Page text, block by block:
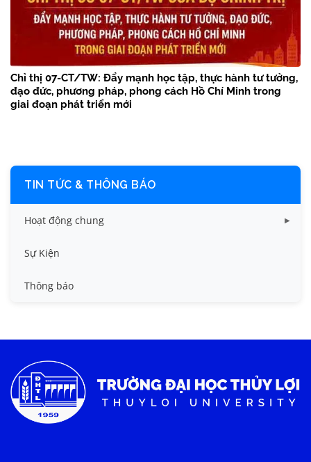
Chỉ thị 07-CT/TW: Đẩy mạnh học tập, thực hành tư tưởng,
đạo đức, phương pháp, phong cách Hồ Chí Minh trong
giai đoạn phát triển mới
TIN TỨC & THÔNG BÁO
Hoạt động chung
Tin công tác sinh viên
Tin đào tạo
Tin tức chung
Sự Kiện
Thông báo